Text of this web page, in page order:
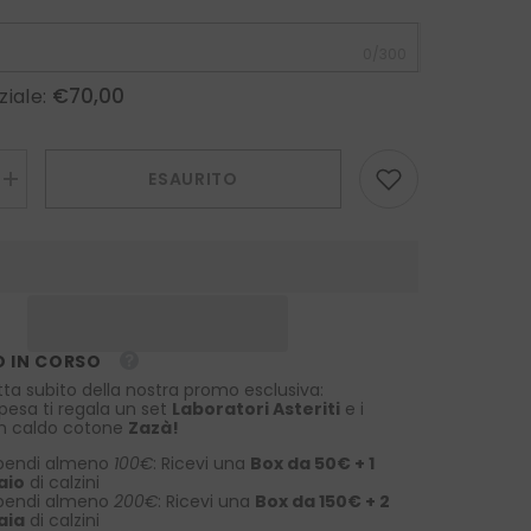
€70,00
jacquard
Blu
ESAURITO
IN CORSO
subito della nostra promo esclusiva:
ti regala un set Laboratori Asteriti e i
caldo cotone Zazà!
almeno 100€: Ricevi una Box da 50€ + 1
di calzini
almeno200€: Ricevi una Box da 150€ + 2
di calzini